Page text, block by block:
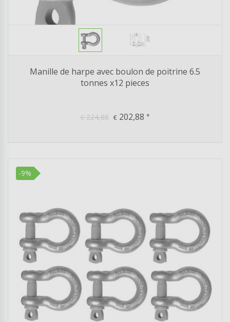
Manille de harpe avec boulon de poitrine 6.5
tonnes x12 pieces
€224,88 €202,88 *
-9%